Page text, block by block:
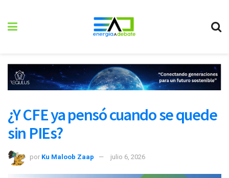
¿Y CFE ya pensó cuando se quede
sin PIEs?
por Ku Maloob Zaap julio 6, 2026